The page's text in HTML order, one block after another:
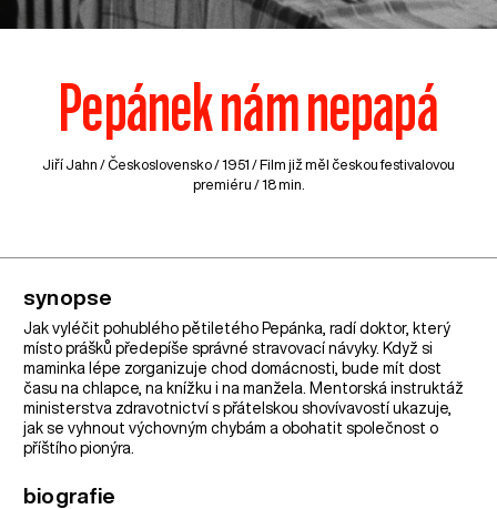
Pepánek nám nepapá
Jiří Jahn /Československo/ 1951 / Film již měl českou festivalovou
premiéru / 18 min.
synopse
Jak vyléčit pohublého pětiletého Pepánka, radí doktor, který
místo prášků předepíše správné stravovací návyky. Když si
maminka lépe zorganizuje chod domácnosti, bude mít dost
času na chlapce, na knížku i na manžela. Mentorská instruktáž
ministerstva zdravotnictví s přátelskou shovívavostí ukazuje,
jak se vyhnout výchovným chybám a obohatit společnost o
příštího pionýra.
biografie